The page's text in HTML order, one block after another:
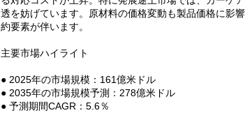
透を妨げています。原材料の価格変動も製品価格に影
約要素が伴います。
主要市場ハイライト
● 2025年の市場規模：161億米ドル
● 2035年の市場規模予測：278億米ドル
● 予測期間CAGR：5.6％